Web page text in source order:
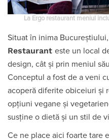
La Ergo restaurant meniul
Situat în inima
Restaurant este un local
design, cât și prin meniul
Conceptul a fost de a veni
acoperă diferite obiceiuri și
opțiuni vegane și
susține o dietă și un stil de
Ce ne place aici foarte tare